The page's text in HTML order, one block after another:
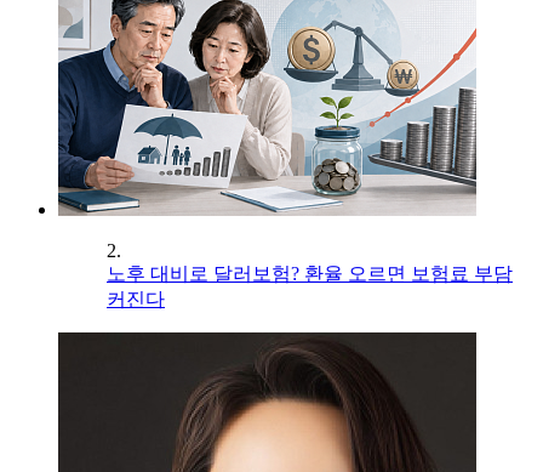
2.
노후 대비로 달러보험? 환율 오르면 보험료 부담
커진다